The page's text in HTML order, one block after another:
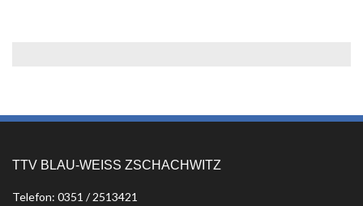
TTV BLAU-WEISS ZSCHACHWITZ
Telefon: 0351 / 2513421